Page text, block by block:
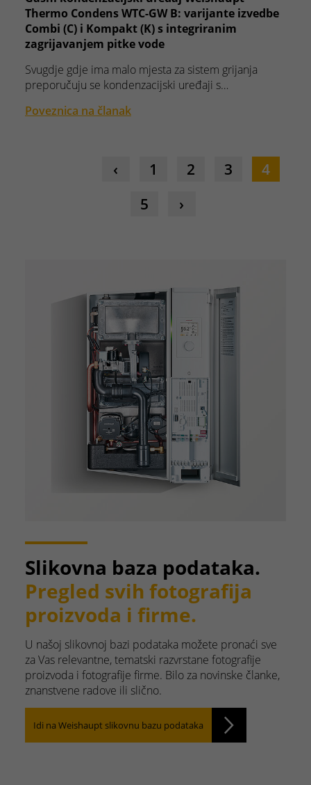
Thermo Condens WTC-GW B: varijante izvedbe
Combi (C) i Kompakt (K) s integriranim
zagrijavanjem pitke vode
Svugdje gdje ima malo mjesta za sistem grijanja
preporučuju se kondenzacijski uređaji s…
Poveznica na članak
1 2 3
4
5
Slikovna baza podataka.
Pregled svih fotografija
proizvoda i firme.
U našoj slikovnoj bazi podataka možete pronaći sve
za Vas relevantne, tematski razvrstane fotografije
proizvoda i fotografije firme. Bilo za novinske članke,
znanstvene radove ili slično.
Idi na Weishaupt slikovnu bazu podataka